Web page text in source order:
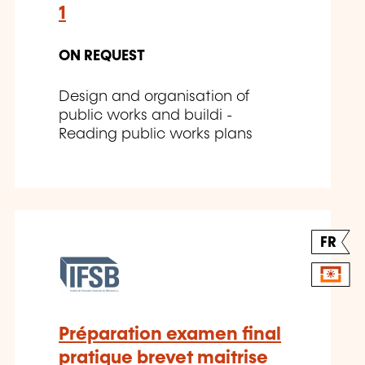
1
ON REQUEST
Design and organisation of
public works and buildi -
Reading public works plans
FR
Préparation examen final
pratique brevet maitrise